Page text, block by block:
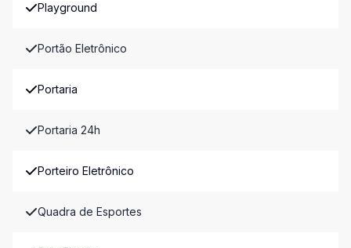
Playground
Portão Eletrônico
Portaria
Portaria 24h
Porteiro Eletrônico
Quadra de Esportes